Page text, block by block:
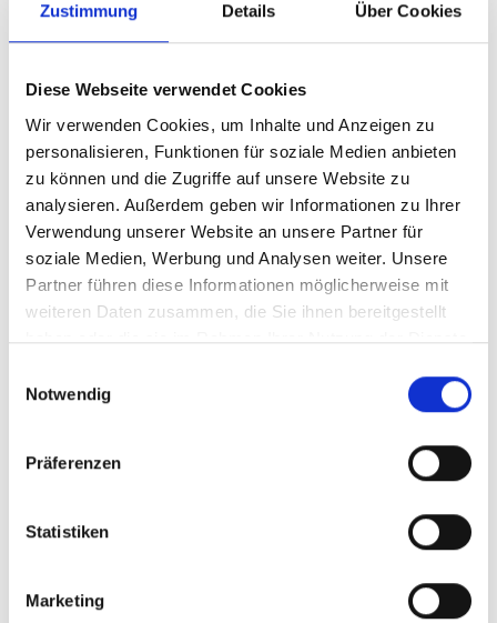
Zustimmung Details Über Cookies
Diese Webseite verwendet Cookies
Wir verwenden Cookies, um Inhalte und Anzeigen zu
personalisieren, Funktionen für soziale Medien anbieten
zu können und die Zugriffe auf unsere Website zu
analysieren. Außerdem geben wir Informationen zu Ihrer
Verwendung unserer Website an unsere Partner für
soziale Medien, Werbung und Analysen weiter. Unsere
Partner führen diese Informationen möglicherweise mit
weiteren Daten zusammen, die Sie ihnen bereitgestellt
haben oder die sie im Rahmen Ihrer Nutzung der Dienste
Notwendig
Präferenzen
Statistiken
Marketing
Ausgangsspannungen bis 40 Vssan 50 Ohm lösen.
Der Breitbandverstärker TOE 7607 zeichnet sich durch seine
seinem geringen Klirrfaktor aus.
Die Verstärkung ist kontinuierlich einstellbar bis max. 26 dB,
Laboranwendungen, in der Elektrotechnik und Elektronik, die
Bereiche Steuer- und Regelungstechnik, der allgemeine
Maschinenbau, die medizinische Technik und der Einsatz für
Lehr und Demonstrationszwecke zu nennen.
Besondere Merkmale
Bis 26 dB Verstärkung
Fremdspannungsschutz
Software & Datenblätter